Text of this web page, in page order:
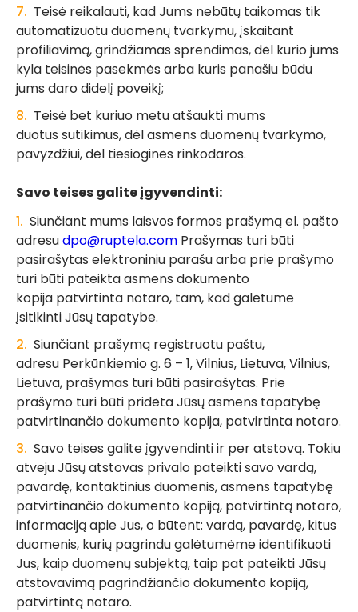
Teisė reikalauti, kad Jums nebūtų taikomas tik
automatizuotu duomenų tvarkymu, įskaitant
profiliavimą, grindžiamas sprendimas, dėl kurio jums
kyla teisinės pasekmės arba kuris panašiu būdu
jums daro didelį poveikį;
Teisė bet kuriuo metu atšaukti mums
duotus sutikimus, dėl asmens duomenų tvarkymo,
pavyzdžiui, dėl tiesioginės rinkodaros.
Savo teises galite įgyvendinti:
Siunčiant mums laisvos formos prašymą el. pašto
adresudpo@ruptela.com Prašymas turi būti
pasirašytas elektroniniu parašu arba prie prašymo
turi būti pateikta asmens dokumento
kopija patvirtinta notaro, tam, kad galėtume
įsitikinti Jūsų tapatybe.
Siunčiant prašymą registruotu paštu,
adresu Perkūnkiemio g. 6 – 1, Vilnius, Lietuva, Vilnius,
Lietuva, prašymas turi būti pasirašytas. Prie
prašymo turi būti pridėta Jūsų asmens tapatybę
patvirtinančio dokumento kopija, patvirtinta notaro.
Savo teises galite įgyvendinti ir per atstovą. Tokiu
atveju Jūsų atstovas privalo pateikti savo vardą,
pavardę, kontaktinius duomenis, asmens tapatybę
patvirtinančio dokumento kopiją, patvirtintą notaro,
informaciją apie Jus, o būtent: vardą, pavardę, kitus
duomenis, kurių pagrindu galėtumėme identifikuoti
Jus, kaip duomenų subjektą, taip pat pateikti Jūsų
atstovavimą pagrindžiančio dokumento kopiją,
patvirtintą notaro.